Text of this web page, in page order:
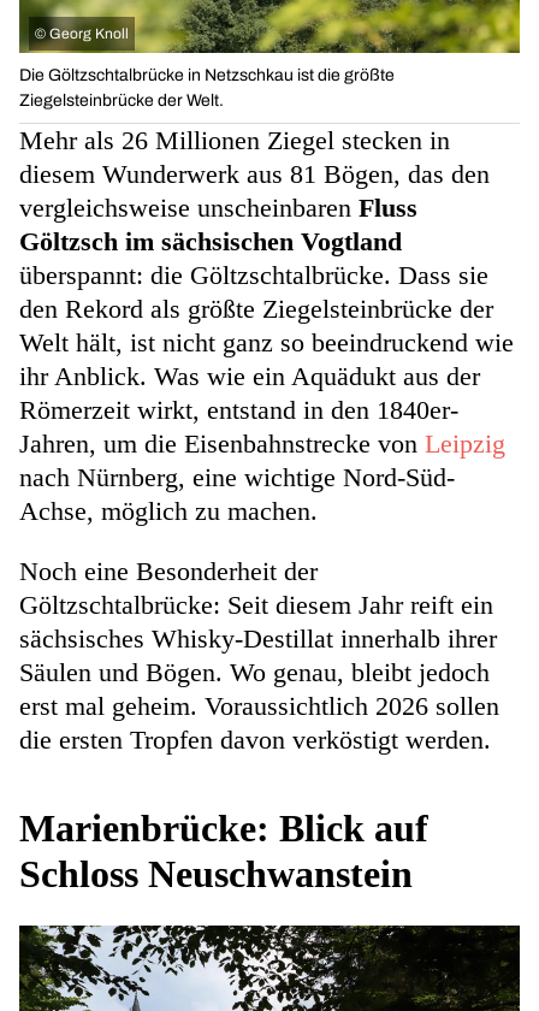
© Georg Knoll
Die Göltzschtalbrücke in Netzschkau ist die größte
Ziegelsteinbrücke der Welt.
Mehr als 26 Millionen Ziegel stecken in
diesem Wunderwerk aus 81 Bögen, das den
vergleichsweise unscheinbaren Fluss
Göltzsch im sächsischen Vogtland
überspannt: die Göltzschtalbrücke. Dass sie
den Rekord als größte Ziegelsteinbrücke der
Welt hält, ist nicht ganz so beeindruckend wie
ihr Anblick. Was wie ein Aquädukt aus der
Römerzeit wirkt, entstand in den 1840er-
Jahren, um die Eisenbahnstrecke von Leipzig
nach Nürnberg, eine wichtige Nord-Süd-
Achse, möglich zu machen.
Noch eine Besonderheit der
Göltzschtalbrücke: Seit diesem Jahr reift ein
sächsisches Whisky-Destillat innerhalb ihrer
Säulen und Bögen. Wo genau, bleibt jedoch
erst mal geheim. Voraussichtlich 2026 sollen
die ersten Tropfen davon verköstigt werden.
Marienbrücke: Blick auf
Schloss Neuschwanstein